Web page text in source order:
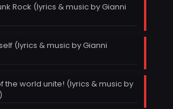
Rock (lyrics & music by Gianni
(lyrics & music by Gianni
the world unite! (lyrics & music by